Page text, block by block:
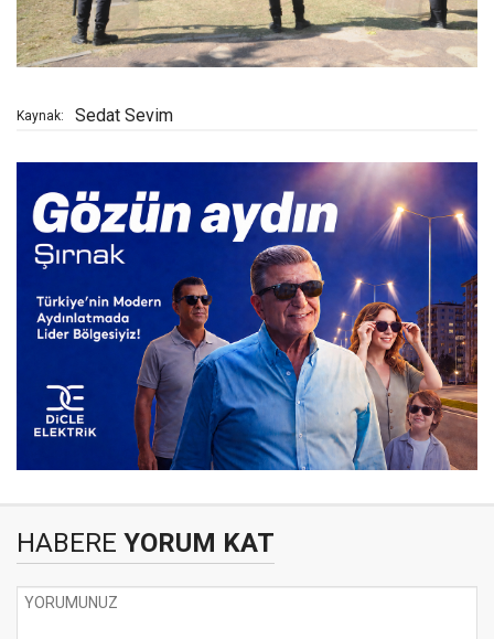
Kaynak: Sedat Sevim
HABERE YORUM KAT